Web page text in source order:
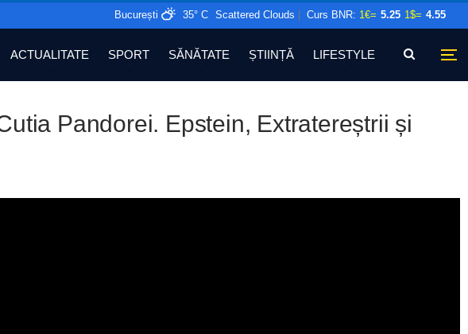
București 35° C Scattered Clouds |Curs BNR: 1€= 5.25 1$= 4.55
ACTUALITATE SPORT SĂNĂTATE ȘTIINȚĂ LIFESTYLE
Pandorei. Epstein, Extratereștrii și